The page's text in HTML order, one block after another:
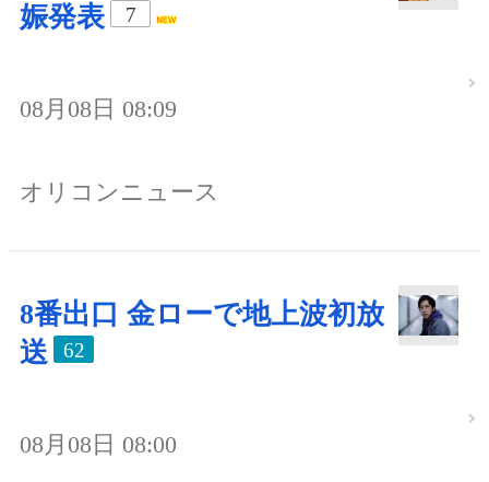
娠発表
7
08月08日 08:09
オリコンニュース
8番出口 金ローで地上波初放
送
62
08月08日 08:00